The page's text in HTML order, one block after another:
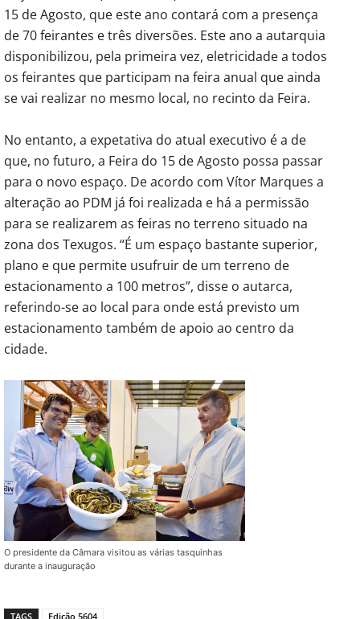
15 de Agosto, que este ano contará com a presença
de 70 feirantes e três diversões. Este ano a autarquia
disponibilizou, pela primeira vez, eletricidade a todos
os feirantes que participam na feira anual que ainda
se vai realizar no mesmo local, no recinto da Feira.
No entanto, a expetativa do atual executivo é a de
que, no futuro, a Feira do 15 de Agosto possa passar
para o novo espaço. De acordo com Vítor Marques a
alteração ao PDM já foi realizada e há a permissão
para se realizarem as feiras no terreno situado na
zona dos Texugos. “É um espaço bastante superior,
plano e que permite usufruir de um terreno de
estacionamento a 100 metros”, disse o autarca,
referindo-se ao local para onde está previsto um
estacionamento também de apoio ao centro da
cidade.
O presidente da Câmara visitou as várias tasquinhas
durante a inauguração
TAGS Edição 5604